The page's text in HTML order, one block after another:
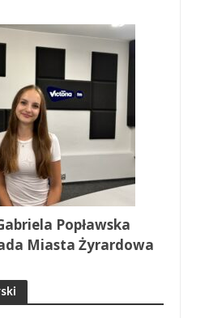
Popławska
Miasta Żyrardowa